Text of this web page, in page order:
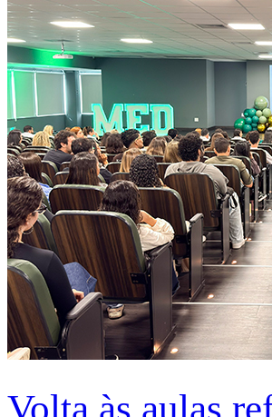
Volta às aulas